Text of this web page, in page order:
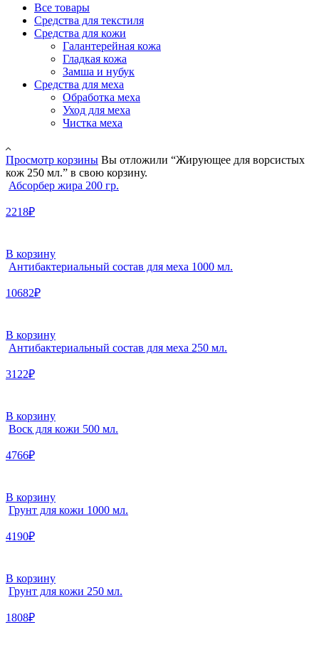
Все товары
Средства для текстиля
Средства для кожи
Галантерейная кожа
Гладкая кожа
Замша и нубук
Средства для меха
Обработка меха
Уход для меха
Чистка меха
Просмотр корзины Вы отложили “Жирующее для ворсистых
кож 250 мл.” в свою корзину.
Абсорбер жира 200 гр.
2218₽
В корзину
Антибактериальный состав для меха 1000 мл.
10682₽
В корзину
Антибактериальный состав для меха 250 мл.
3122₽
В корзину
Воск для кожи 500 мл.
4766₽
В корзину
Грунт для кожи 1000 мл.
4190₽
В корзину
Грунт для кожи 250 мл.
1808₽